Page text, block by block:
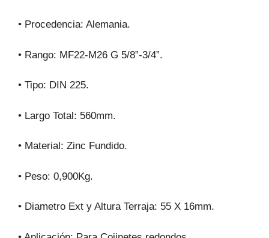
• Procedencia: Alemania.
• Rango: MF22-M26 G 5/8”-3/4”.
• Tipo: DIN 225.
• Largo Total: 560mm.
• Material: Zinc Fundido.
• Peso: 0,900Kg.
• Diametro Ext y Altura Terraja: 55 X 16mm.